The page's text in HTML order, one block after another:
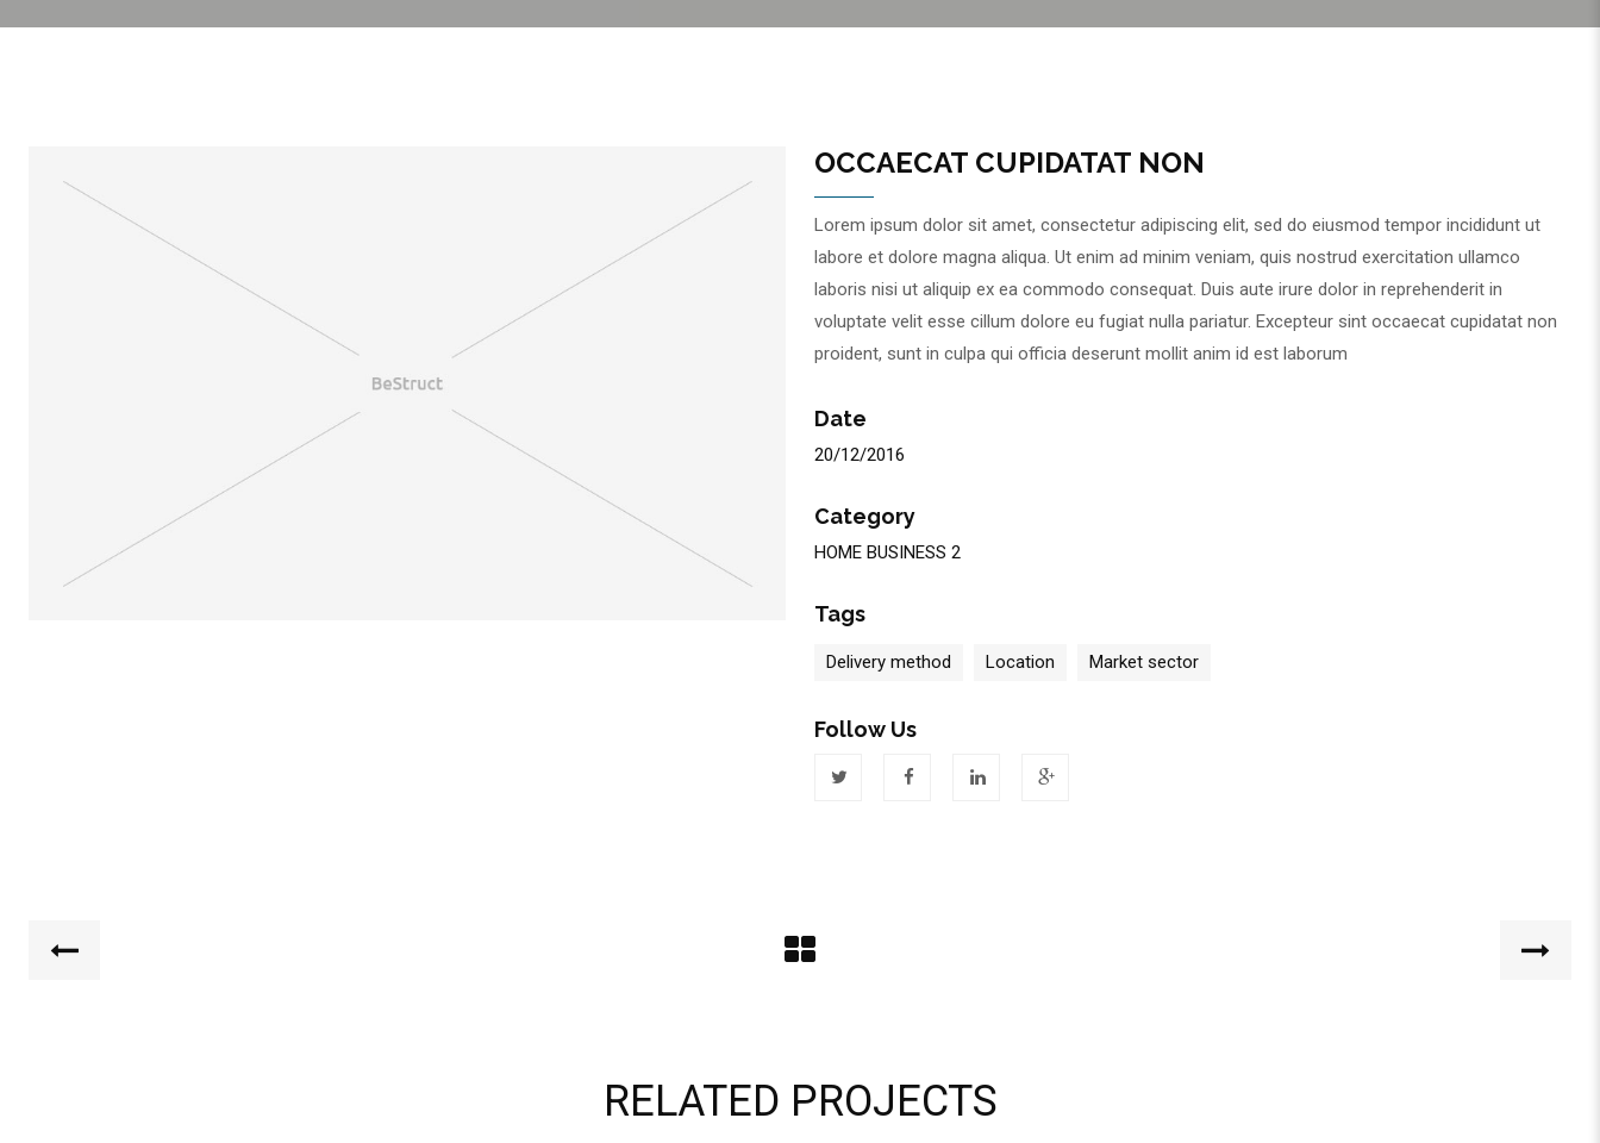
OCCAECAT CUPIDATAT NON
Lorem ipsum dolor sit amet, consectetur adipiscing elit, sed do eiusmod tempor incididunt ut
labore et dolore magna aliqua. Ut enim ad minim veniam, quis nostrud exercitation ullamco
laboris nisi ut aliquip ex ea commodo consequat. Duis aute irure dolor in reprehenderit in
voluptate velit esse cillum dolore eu fugiat nulla pariatur. Excepteur sint occaecat cupidatat non
proident, sunt in culpa qui officia deserunt mollit anim id est laborum
Date
20/12/2016
Category
HOME BUSINESS 2
Tags
Delivery method Location Market sector
Follow Us
RELATED PROJECTS